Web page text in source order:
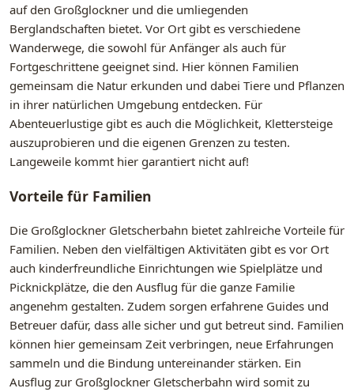
auf den Großglockner und die umliegenden
Berglandschaften bietet. Vor Ort gibt es verschiedene
Wanderwege, die sowohl für Anfänger als auch für
Fortgeschrittene geeignet sind. Hier können Familien
gemeinsam die Natur erkunden und dabei Tiere und Pflanzen
in ihrer natürlichen Umgebung entdecken. Für
Abenteuerlustige gibt es auch die Möglichkeit, Klettersteige
auszuprobieren und die eigenen Grenzen zu testen.
Langeweile kommt hier garantiert nicht auf!
Vorteile für Familien
Die Großglockner Gletscherbahn bietet zahlreiche Vorteile für
Familien. Neben den vielfältigen Aktivitäten gibt es vor Ort
auch kinderfreundliche Einrichtungen wie Spielplätze und
Picknickplätze, die den Ausflug für die ganze Familie
angenehm gestalten. Zudem sorgen erfahrene Guides und
Betreuer dafür, dass alle sicher und gut betreut sind. Familien
können hier gemeinsam Zeit verbringen, neue Erfahrungen
sammeln und die Bindung untereinander stärken. Ein
Ausflug zur Großglockner Gletscherbahn wird somit zu